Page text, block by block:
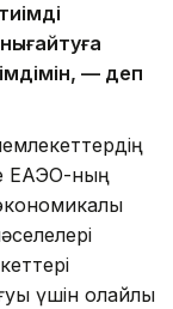
— деп
ЕАЭО-ның
үшін қолайлы